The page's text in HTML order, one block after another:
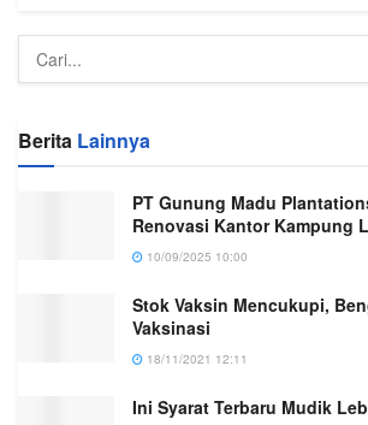
Berita Lainnya
PT Gunung Madu
Renovasi Kantor Kampung
10/09/2025 10:00
Stok Vaksin Mencukupi,
Vaksinasi
18/11/2021 12:11
Ini Syarat Terbaru Mudik